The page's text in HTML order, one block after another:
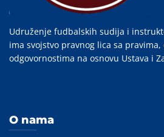
Udruženje fudbalskih sudija i
ima svojstvo pravnog lica sa pravima,
odgovornostima na osnovu Ustava i
O nama